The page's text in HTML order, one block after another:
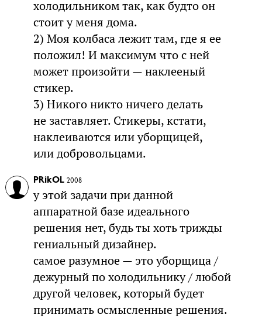
холодильником так, как будто он
стоит у меня дома.
2) Моя колбаса лежит там, где я ее
положил! И максимум что с ней
может произойти — наклееный
стикер.
3) Никого никто ничего делать
не заставляет. Стикеры, кстати,
наклеиваются или уборщицей,
или добровольцами.
PRikOL 2008
у этой задачи при данной
аппаратной базе идеального
решения нет, будь ты хоть трижды
гениальный дизайнер.
самое разумное — это уборщица /
дежурный по холодильнику / любой
другой человек, который будет
принимать осмысленные решения.